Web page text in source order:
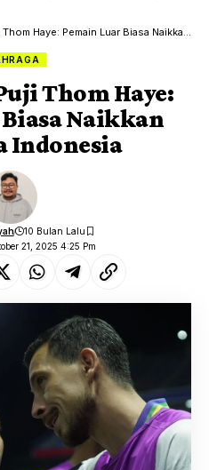
Pemain Luar Biasa Naikkan Level Liga Indonesia
Thom Haye:
Naikkan
Indonesia
21, 2025 4:25 Pm
10 Bulan Lalu